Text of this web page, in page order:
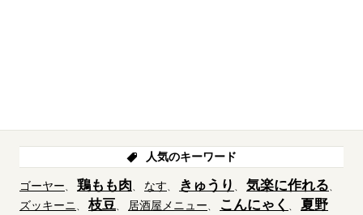
人気のキーワード
ゴーヤー 鶏もも肉 なす きゅうり 気楽に作れる
ズッキーニ 枝豆 居酒屋メニュー こんにゃく
夏野